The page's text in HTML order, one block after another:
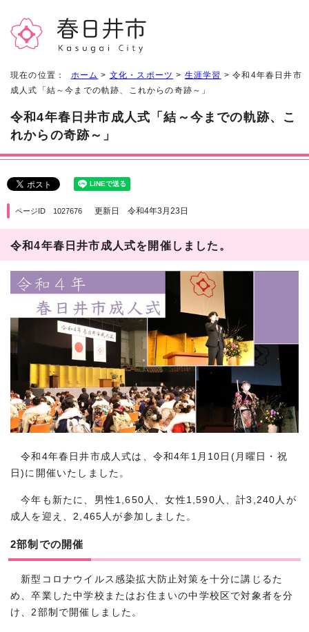
現在の位置： ホーム > 文化・スポーツ > 生涯学習 > 令和4年春日井市
成人式「結～今までの軌跡、これからの奇跡～」
令和4年春日井市成人式「結～今までの軌跡、こ
れからの奇跡～」
ページID 1027676 更新日 令和4年3月23日
令和4年春日井市成人式を開催しました。
令和4年春日井市成人式は、令和4年1月10日(月曜日・祝
日)に開催いたしました。
今年も新たに、男性1,650人、女性1,590人、計3,240人が
成人を迎え、2,465人が参加しました。
2部制での開催
新型コロナウイルス感染拡大防止対策を十分に講じるた
め、卒業した中学校またはお住まいの中学校区で対象者を分
け、2部制で開催しました。